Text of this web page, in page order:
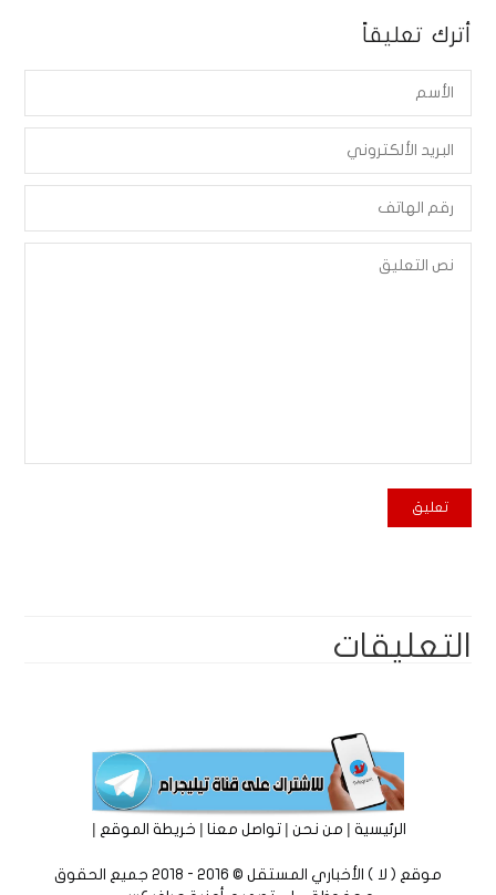
أترك تعليقاً
التعليقات
الرئيسية|من نحن|تواصل معنا|خريطة الموقع |
موقع ( لا ) الأخباري المستقل © 2016 - 2018 جميع الحقوق